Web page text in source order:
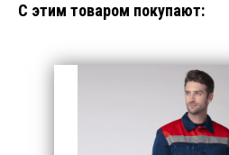
С этим товаром покупают: